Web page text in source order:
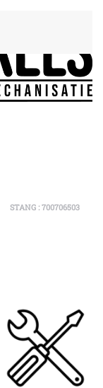
STANG : 700706503